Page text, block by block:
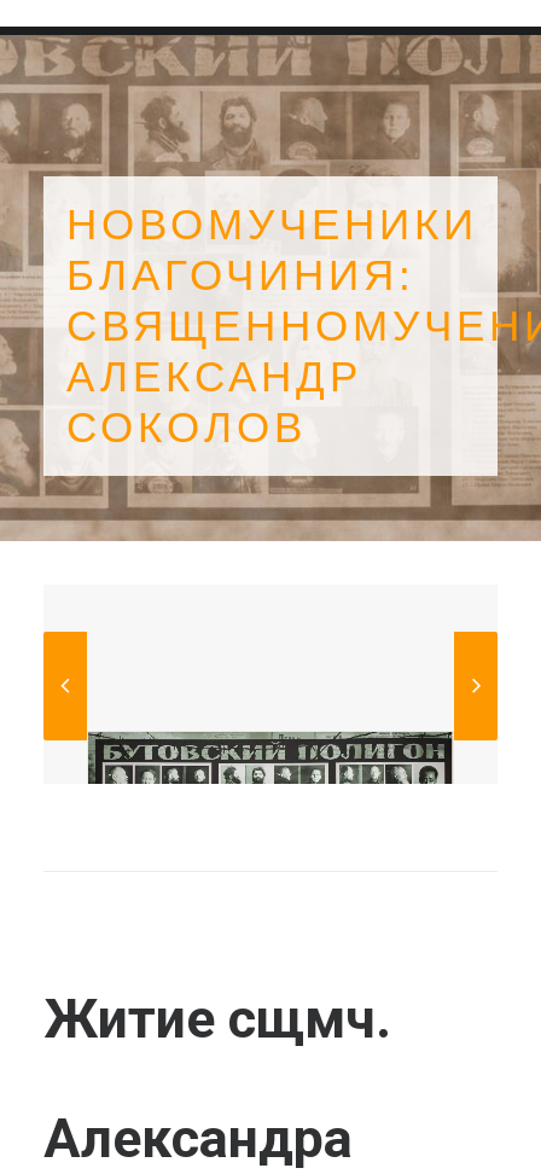
SEARCH
НОВОМУЧЕНИКИ
БЛАГОЧИНИЯ:
АЛЕКСАНДР
СОКОЛОВ
Житие сщмч.
Александра